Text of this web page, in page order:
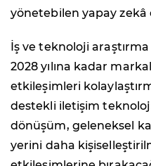
yönetebilen yapay
İş ve teknoloji
2028 yılına kadar
etkileşimleri
destekli iletişim
dönüşüm, geleneksel
yerini daha